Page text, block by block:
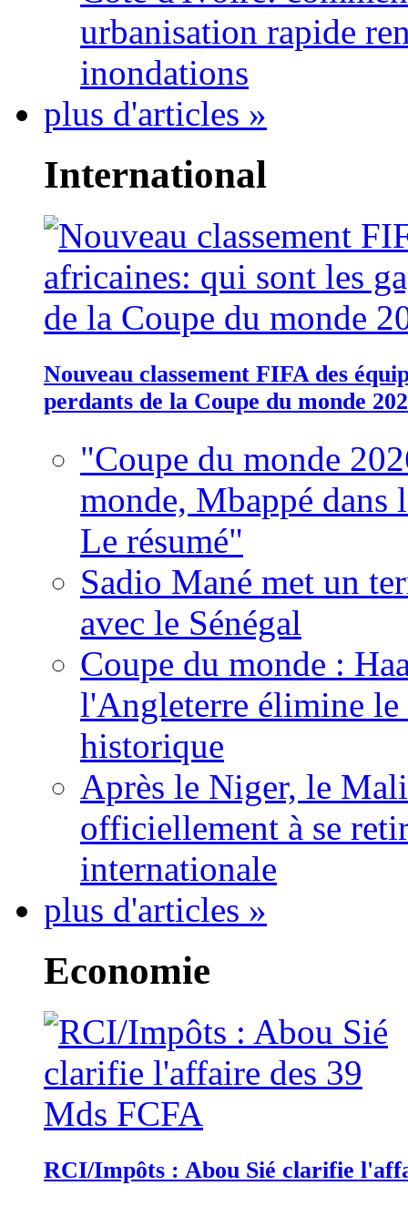
urbanisation rapide
inondations
plus d'articles »
International
Nouveau classement FIFA des
perdants de la Coupe du monde
"Coupe du monde
monde, Mbappé dans
Le résumé"
Sadio Mané met un
avec le Sénégal
Coupe du monde :
l'Angleterre élimine
historique
Après le Niger, le
officiellement à se
internationale
plus d'articles »
Economie
RCI/Impôts : Abou Sié clarifie